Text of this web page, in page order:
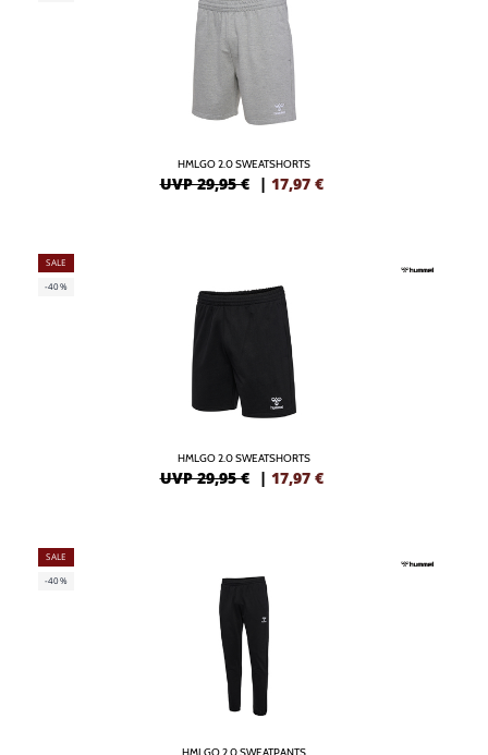
HMLGO 2.0 SWEATSHORTS
UVP 29,95 € | 17,97 €
SALE
-40%
HMLGO 2.0 SWEATSHORTS
UVP 29,95 € | 17,97 €
SALE
-40%
HMLGO 2.0 SWEATPANTS